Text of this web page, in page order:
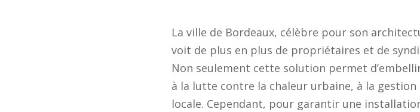
La ville de Bordeaux, célèbre pour son
voit de plus en plus de propriétaires et de
Non seulement cette solution permet
à la lutte contre la chaleur urbaine, à la
locale. Cependant, pour garantir une